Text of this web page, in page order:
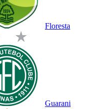
Floresta
Guarani